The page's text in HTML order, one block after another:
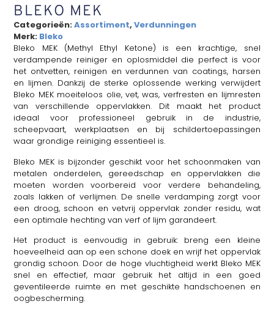
BLEKO MEK
Categorieën:Assortiment,Verdunningen
Merk: Bleko
Bleko MEK (Methyl Ethyl Ketone) is een krachtige, snel
verdampende reiniger en oplosmiddel die perfect is voor
het ontvetten, reinigen en verdunnen van coatings, harsen
en lijmen. Dankzij de sterke oplossende werking verwijdert
Bleko MEK moeiteloos olie, vet, was, verfresten en lijmresten
van verschillende oppervlakken. Dit maakt het product
ideaal voor professioneel gebruik in de industrie,
scheepvaart, werkplaatsen en bij schildertoepassingen
waar grondige reiniging essentieel is.
Bleko MEK is bijzonder geschikt voor het schoonmaken van
metalen onderdelen, gereedschap en oppervlakken die
moeten worden voorbereid voor verdere behandeling,
zoals lakken of verlijmen. De snelle verdamping zorgt voor
een droog, schoon en vetvrij oppervlak zonder residu, wat
een optimale hechting van verf of lijm garandeert.
Het product is eenvoudig in gebruik: breng een kleine
hoeveelheid aan op een schone doek en wrijf het oppervlak
grondig schoon. Door de hoge vluchtigheid werkt Bleko MEK
snel en effectief, maar gebruik het altijd in een goed
geventileerde ruimte en met geschikte handschoenen en
oogbescherming.